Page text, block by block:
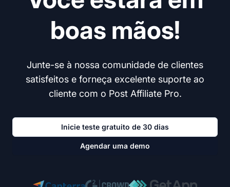
boas mãos!
Junte-se à nossa comunidade de clientes
satisfeitos e forneça excelente suporte ao
cliente com o Post Affiliate Pro.
Inicie teste gratuito de 30 dias
Agendar uma demo